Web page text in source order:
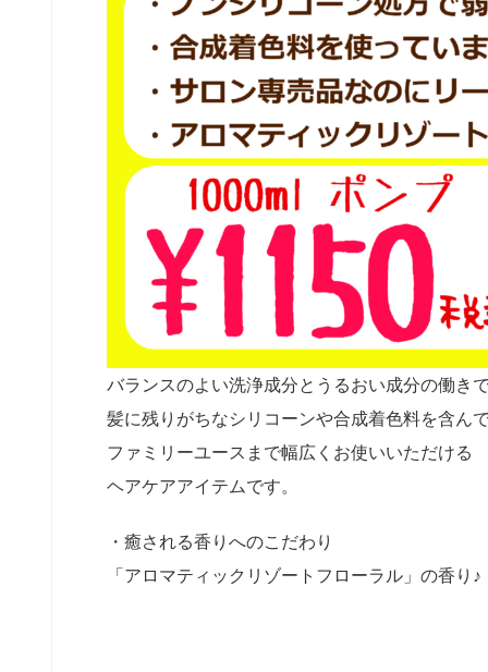
バランスのよい洗浄成分とうるおい成分の働き
髪に残りがちなシリコーンや合成着色料を含ん
ファミリーユースまで幅広くお使いいただける
ヘアケアアイテムです。
・癒される香りへのこだわり
「アロマティックリゾートフローラル」の香り♪